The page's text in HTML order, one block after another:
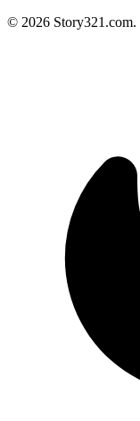
© 2026 Story321.com.